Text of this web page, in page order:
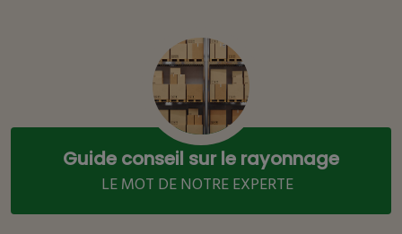
Guide conseil sur le rayonnage
LE MOT DE NOTRE EXPERTE